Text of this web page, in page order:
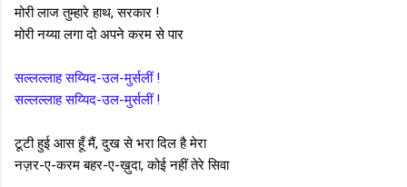
मोरी लाज तुम्हारे हाथ, सरकार !
मोरी नय्या लगा दो अपने करम से पार
सल्लल्लाह सय्यिद-उल-मुर्सलीं !
सल्लल्लाह सय्यिद-उल-मुर्सलीं !
टूटी हुई आस हूँ मैं, दुख से भरा दिल है मेरा
नज़र-ए-करम बहर-ए-ख़ुदा, कोई नहीं तेरे सिवा